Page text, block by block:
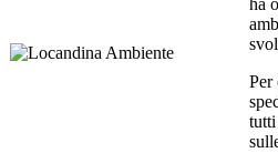
ha
Per